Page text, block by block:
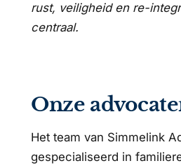
rust, veiligheid en re-
centraal.
Onze
Het team van Simmelink
gespecialiseerd in